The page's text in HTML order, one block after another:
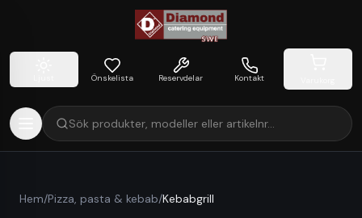
Önskelista Reservdelar Kontakt
Sök produkter, modeller eller artikelnr…
Hem/Pizza, pasta & kebab/Kebabgrill